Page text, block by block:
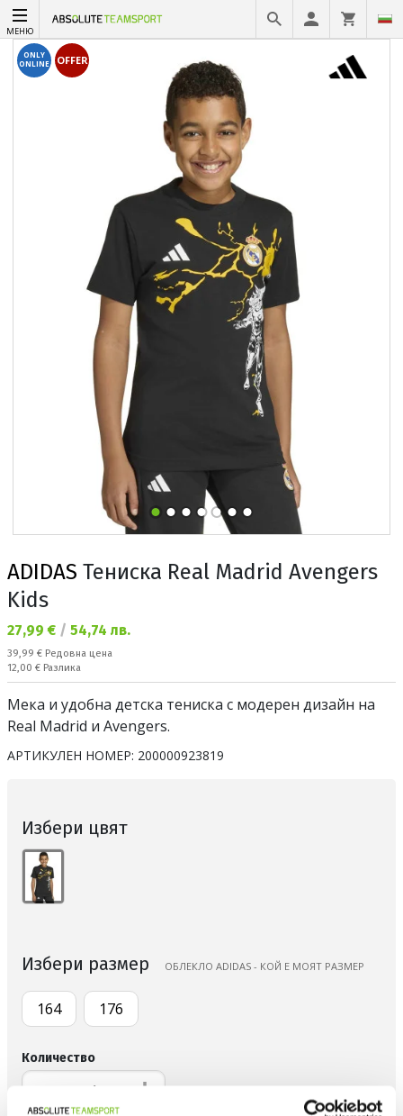
МЕНЮ
ONLY
ONLINE
OFFER
ADIDAS Тениска Real Madrid Avengers
Kids
Текуща цена:
27,99 € / 54,74 лв.
Редовна цена:
39,99 € Редовна цена
Спестявате:
12,00 € Разлика
Мека и удобна детска тениска с модерен дизайн на
Real Madrid и Avengers.
АРТИКУЛЕН НОМЕР: 200000923819
Избери цвят
Избери размер OБЛЕКЛО ADIDAS - КОЙ Е МОЯТ РАЗМЕР
164 176
Количество